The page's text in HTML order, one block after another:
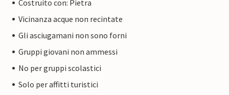
Costruito con: Pietra
Vicinanza acque non recintate
Gli asciugamani non sono forni
Gruppi giovani non ammessi
No per gruppi scolastici
Solo per affitti turistici